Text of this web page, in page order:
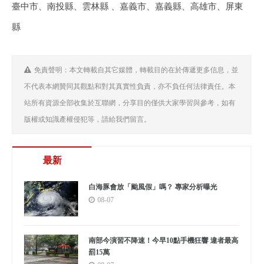
臺中市、南投縣、雲林縣 、嘉義市、嘉義縣、高雄市、屏東
縣
免責聲明：本文轉載自其它媒體，轉載目的在於傳遞更多信息，並
不代表本網贊同其觀點和對其真實性負責，亦不負任何法律責任。本
站所有資源全部收集於互聯網，分享目的僅供大家學習與參考，如有
版權或知識產權侵犯等，請給我們留言。
最新
白海豚會放「颱風假」嗎？ 專家分析曝光
08-07
南部今演習不降速！今早10點手機狂響 違者最高
罰15萬